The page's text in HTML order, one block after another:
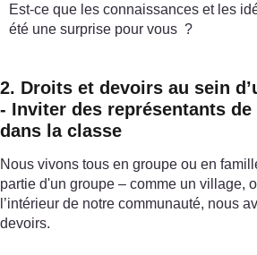
Est-ce que les connaissances et les
été une surprise pour vous ?
2. Droits et devoirs au sein
- Inviter des représentants
dans la classe
Nous vivons tous en groupe ou en
partie d'un groupe – comme un village,
l’intérieur de notre communauté, nous
devoirs.